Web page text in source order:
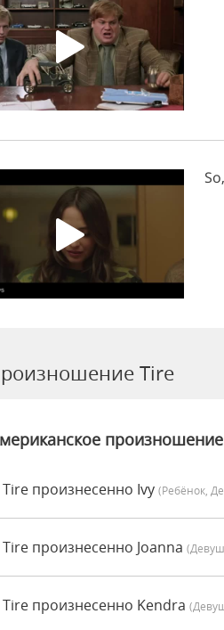
So,
Tire
произношение
Tire произнесенно Ivy (Ребёнок,
Tire произнесенно Joanna
Tire произнесенно Kendra